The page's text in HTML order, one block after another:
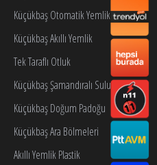
Küçükbaş Otomatik Yemlik Kilidi
Küçükbaş Akıllı Yemlik
Tek Taraflı Otluk
Küçükbaş Şamandıralı Suluk
Küçükbaş Doğum Padoğu
Küçükbaş Ara Bölmeleri
Akıllı Yemlik Plastik